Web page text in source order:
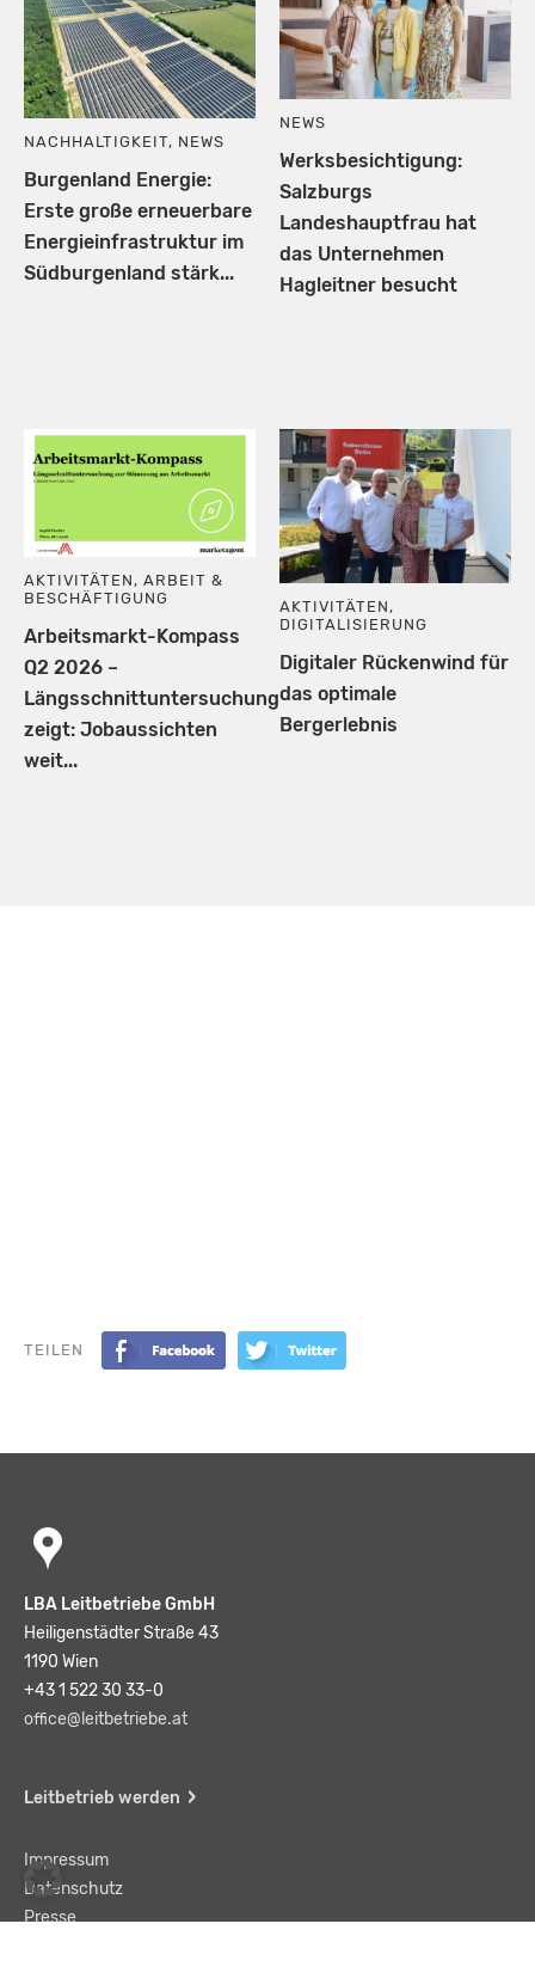
NACHHALTIGKEIT, NEWS
Burgenland Energie:
Erste große erneuerbare
Energieinfrastruktur im
Südburgenland stärk...
NEWS
Werksbesichtigung:
Salzburgs
Landeshauptfrau hat
das Unternehmen
Hagleitner besucht
AKTIVITÄTEN,ARBEIT &
BESCHÄFTIGUNG
Arbeitsmarkt-Kompass
Q2 2026 –
Längsschnittuntersuchung
zeigt: Jobaussichten
weit...
AKTIVITÄTEN ,
DIGITALISIERUNG
Digitaler Rückenwind für
das optimale
Bergerlebnis
TEILEN
LBA Leitbetriebe GmbH
Heiligenstädter Straße 43
1190 Wien
+43 1 522 30 33-0
office@leitbetriebe.at
Leitbetrieb werden
Impressum
Datenschutz
Presse